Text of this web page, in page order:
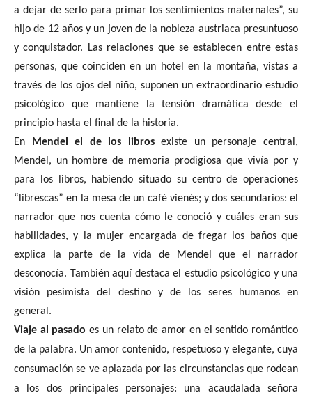
a dejar de serlo para primar los sentimientos maternales”, su
hijo de 12 años y un joven de la nobleza austriaca presuntuoso
y conquistador. Las relaciones que se establecen entre estas
personas, que coinciden en un hotel en la montaña, vistas a
través de los ojos del niño, suponen un extraordinario estudio
psicológico que mantiene la tensión dramática desde el
principio hasta el final de la historia.
En
Mendel el de los librosexiste un personaje central,
Mendel, un hombre de memoria prodigiosa que vivía por y
para los libros, habiendo situado su centro de operaciones
“librescas” en la mesa de un café vienés; y dos secundarios: el
narrador que nos cuenta cómo le conoció y cuáles eran sus
habilidades, y la mujer encargada de fregar los baños que
explica la parte de la vida de Mendel que el narrador
desconocía. También aquí destaca el estudio psicológico y una
visión pesimista del destino y de los seres humanos en
general.
Viaje al pasadoes un relato de amor en el sentido romántico
de la palabra. Un amor contenido, respetuoso y elegante, cuya
consumación se ve aplazada por las circunstancias que rodean
a los dos principales personajes: una acaudalada señora